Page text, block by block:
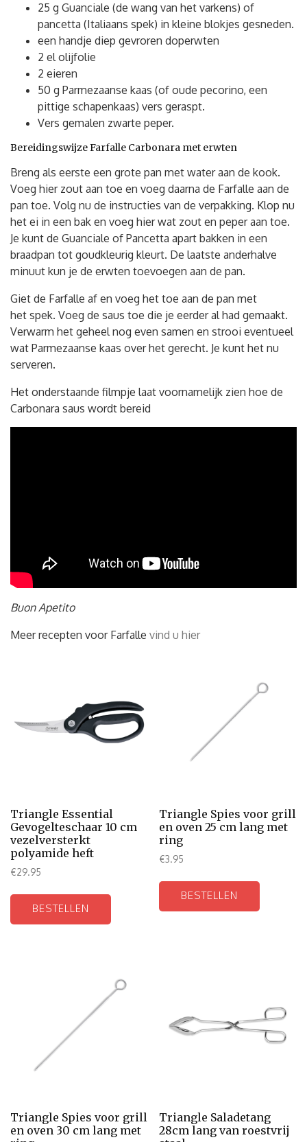
25 g Guanciale (de wang van het varkens) of
pancetta (Italiaans spek) in kleine blokjes gesneden.
een handje diep gevroren doperwten
2 el olijfolie
2 eieren
50 g Parmezaanse kaas (of oude pecorino, een
pittige schapenkaas) vers geraspt.
Vers gemalen zwarte peper.
Bereidingswijze Farfalle Carbonara met erwten
Breng als eerste een grote pan met water aan de kook.
Voeg hier zout aan toe en voeg daarna de Farfalle aan de
pan toe. Volg nu de instructies van de verpakking. Klop nu
het ei in een bak en voeg hier wat zout en peper aan toe.
Je kunt de Guanciale of Pancetta apart bakken in een
braadpan tot goudkleurig kleurt. De laatste anderhalve
minuut kun je de erwten toevoegen aan de pan.
Giet de Farfalle af en voeg het toe aan de pan met
het spek. Voeg de saus toe die je eerder al had gemaakt.
Verwarm het geheel nog even samen en strooi eventueel
wat Parmezaanse kaas over het gerecht. Je kunt het nu
serveren.
Het onderstaande filmpje laat voornamelijk zien hoe de
Carbonara saus wordt bereid
Buon Apetito
Meer recepten voor Farfalle vind u hier
Triangle Essential
Gevogelteschaar 10 cm
vezelversterkt
polyamide heft
€29.95
BESTELLEN
Triangle Spies voor grill
en oven 25 cm lang met
ring
€3.95
BESTELLEN
Triangle Spies voor grill
en oven 30 cm lang met
Triangle Saladetang
28cm lang van roestvrij